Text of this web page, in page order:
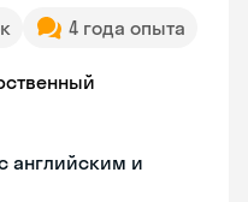
4 года опыта
английским и